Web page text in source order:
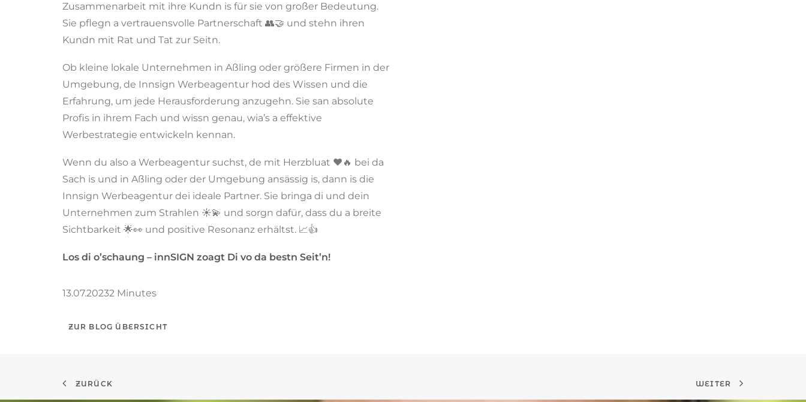
Zusammenarbeit mit ihre Kundn is für sie von großer Bedeutung.
Sie pflegn a vertrauensvolle Partnerschaft 👥🤝 und stehn ihren
Kundn mit Rat und Tat zur Seitn.
Ob kleine lokale Unternehmen in Aßling oder größere Firmen in der
Umgebung, de Innsign Werbeagentur hod des Wissen und die
Erfahrung, um jede Herausforderung anzugehn. Sie san absolute
Profis in ihrem Fach und wissn genau, wia’s a effektive
Werbestrategie entwickeln kennan.
Wenn du also a Werbeagentur suchst, de mit Herzbluat ❤️🔥 bei da
Sach is und in Aßling oder der Umgebung ansässig is, dann is die
Innsign Werbeagentur dei ideale Partner. Sie bringa di und dein
Unternehmen zum Strahlen ☀️💫 und sorgn dafür, dass du a breite
Sichtbarkeit 🌟👀 und positive Resonanz erhältst. 📈👍
Los di o’schaung – innSIGN zoagt Di vo da bestn Seit’n!
13.07.20232 Minutes
ZUR BLOG ÜBERSICHT
ZURÜCK WEITER